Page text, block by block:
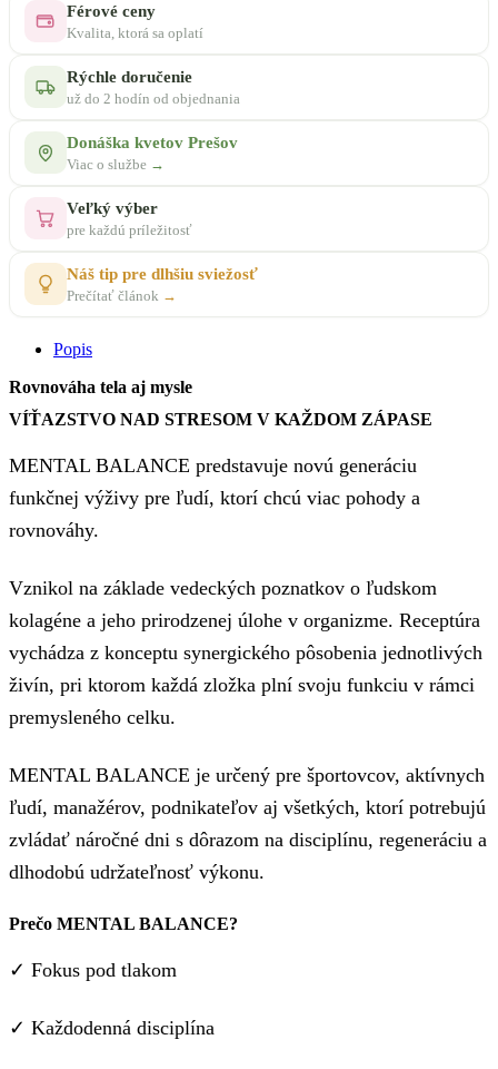
Férové ceny
Kvalita, ktorá sa oplatí
Rýchle doručenie
už do 2 hodín od objednania
Donáška kvetov Prešov
Viac o službe →
Veľký výber
pre každú príležitosť
Náš tip pre dlhšiu sviežosť
Prečítať článok →
Popis
Rovnováha tela aj mysle
VÍŤAZSTVO NAD STRESOM V KAŽDOM ZÁPASE
MENTAL BALANCE predstavuje novú generáciu
funkčnej výživy pre ľudí, ktorí chcú viac pohody a
rovnováhy.
Vznikol na základe vedeckých poznatkov o ľudskom
kolagéne a jeho prirodzenej úlohe v organizme. Receptúra
vychádza z konceptu synergického pôsobenia jednotlivých
živín, pri ktorom každá zložka plní svoju funkciu v rámci
premysleného celku.
MENTAL BALANCE je určený pre športovcov, aktívnych
ľudí, manažérov, podnikateľov aj všetkých, ktorí potrebujú
zvládať náročné dni s dôrazom na disciplínu, regeneráciu a
dlhodobú udržateľnosť výkonu.
Prečo MENTAL BALANCE?
✓ Fokus pod tlakom
✓ Každodenná disciplína